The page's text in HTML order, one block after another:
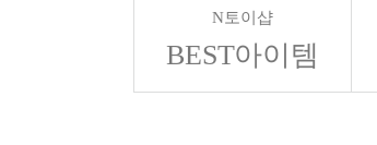
N토이샵
BEST아이템